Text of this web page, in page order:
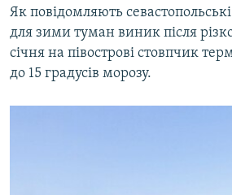
Як повідомляють
для зими туман виник після
січня на півострові стовпчик
до 15 градусів морозу.